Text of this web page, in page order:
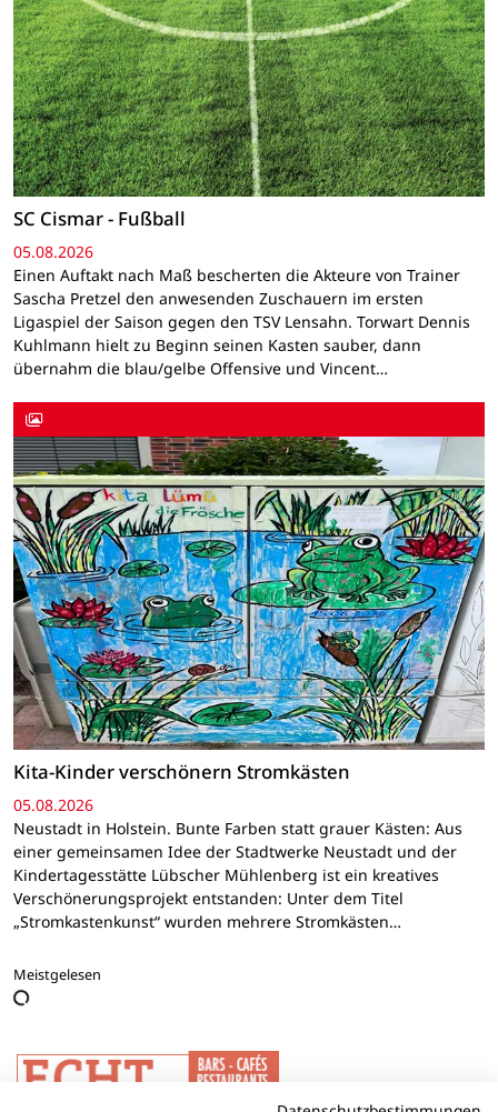
SC Cismar - Fußball
05.08.2026
Einen Auftakt nach Maß bescherten die Akteure von Trainer
Sascha Pretzel den anwesenden Zuschauern im ersten
Ligaspiel der Saison gegen den TSV Lensahn. Torwart Dennis
Kuhlmann hielt zu Beginn seinen Kasten sauber, dann
übernahm die blau/gelbe Offensive und Vincent…
Kita-Kinder verschönern Stromkästen
05.08.2026
Neustadt in Holstein. Bunte Farben statt grauer Kästen: Aus
einer gemeinsamen Idee der Stadtwerke Neustadt und der
Kindertagesstätte Lübscher Mühlenberg ist ein kreatives
Verschönerungsprojekt entstanden: Unter dem Titel
„Stromkastenkunst“ wurden mehrere Stromkästen…
Meistgelesen